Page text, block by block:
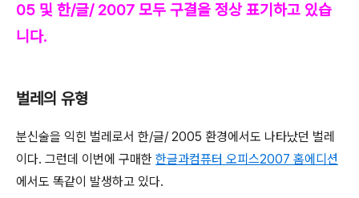
05 및 한/글/ 2007 모두 구결을 정상 표기하고 있습
니다.
벌레의 유형
분신술을 익힌 벌레로서 한/글/ 2005 환경에서도 나타났던 벌레
이다. 그런데 이번에 구매한 한글과컴퓨터 오피스2007 홈에디션
에서도 똑같이 발생하고 있다.